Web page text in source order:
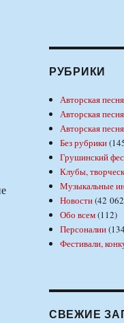
РУБРИКИ
Авторская
Авторская
Авторская
Без рубрики
Грушинский
Клубы,
Музыкальные
Новости(42
Обо всем(112)
Персоналии
Фестивали,
СВЕЖИЕ